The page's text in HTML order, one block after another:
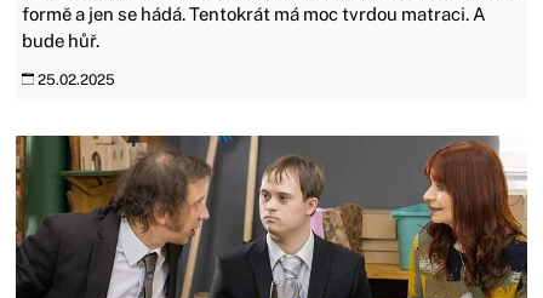
formě a jen se hádá. Tentokrát má moc tvrdou matraci. A
bude hůř.
25.02.2025